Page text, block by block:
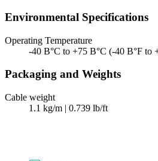
Environmental Specifications
Operating Temperature
-40 В°C to +75 В°C (-40 В°F to
Packaging and Weights
Cable weight
1.1 kg/m | 0.739 lb/ft